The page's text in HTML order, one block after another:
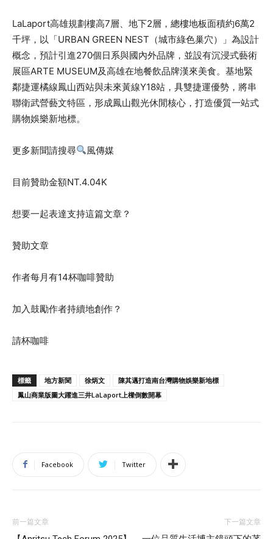
LaLaport高雄規劃樓高7層、地下2層，總樓地板面積約6萬2
千坪，以「URBAN GREEN NEST（城市綠色巢穴）」為設計
概念，預計引進270個日系與國內外品牌，並設有沉浸式藝術
展區ARTE MUSEUM及高雄在地餐飲品牌漢來美食。基地緊
鄰捷運橘線鳳山西站與未來黃線Y18站，具雙捷運優勢，將串
聯衛武營藝文特區，形成鳳山觀光休閒核心，打造優質一站式
購物娛樂新地標。
更多新聞請搜尋 風傳媒
目前贊助金額NT.4.04K
想要一起表達支持這篇文章？
贊助文章
作者每月有14杯咖啡贊助
加入鼓勵作者持續地創作？
請杯咖啡
標籤 地方新聞 徐炳文
陳其邁打造南台灣購物娛樂新地標
鳳山商業版圖大躍進三井LaLaport上樑倒數開幕
Facebook Twitter
前一篇文章 下一篇文章